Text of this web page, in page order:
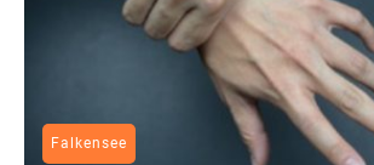
Falkensee